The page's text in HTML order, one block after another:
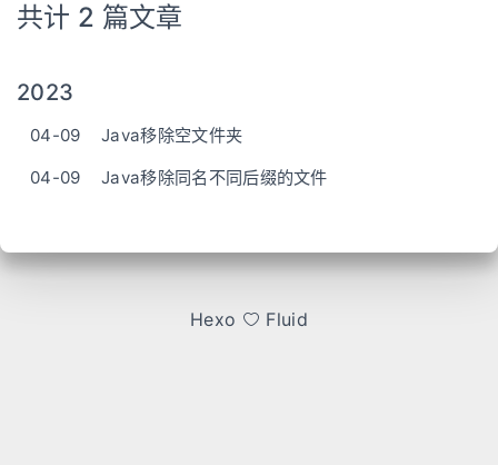
共计 2 篇文章
2023
04-09
Java移除空文件夹
04-09
Java移除同名不同后缀的文件
Hexo Fluid